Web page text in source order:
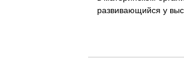
развивающийся у